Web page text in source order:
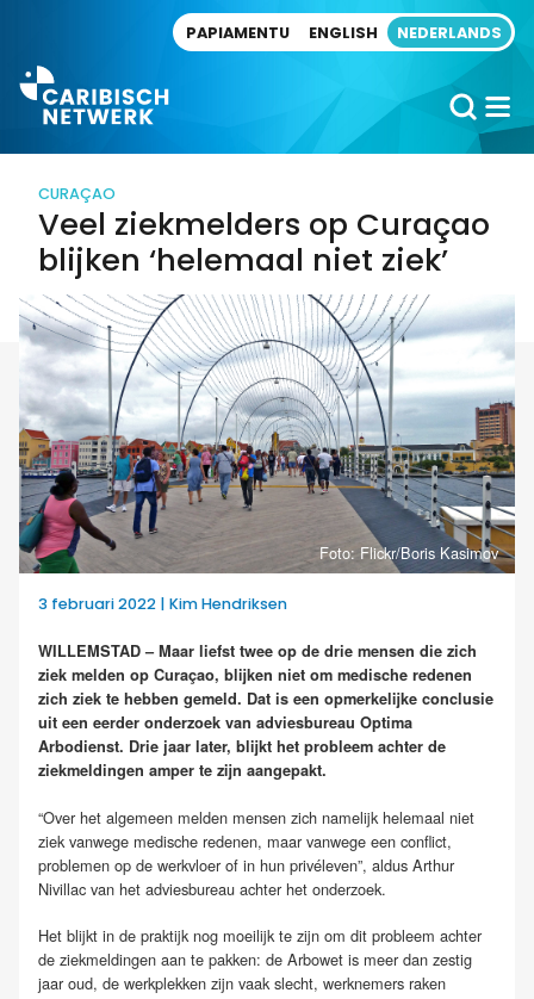
PAPIAMENTU ENGLISH NEDERLANDS
CURAÇAO
Veel ziekmelders op Curaçao
blijken ‘helemaal niet ziek’
Foto: Flickr/Boris Kasimov
3 februari 2022 | Kim Hendriksen
WILLEMSTAD – Maar liefst twee op de drie mensen die zich
ziek melden op Curaçao, blijken niet om medische redenen
zich ziek te hebben gemeld. Dat is een opmerkelijke conclusie
uit een eerder onderzoek van adviesbureau Optima
Arbodienst. Drie jaar later, blijkt het probleem achter de
ziekmeldingen amper te zijn aangepakt.
“Over het algemeen melden mensen zich namelijk helemaal niet
ziek vanwege medische redenen, maar vanwege een conflict,
problemen op de werkvloer of in hun privéleven”, aldus Arthur
Nivillac van het adviesbureau achter het onderzoek.
Het blijkt in de praktijk nog moeilijk te zijn om dit probleem achter
de ziekmeldingen aan te pakken: de Arbowet is meer dan zestig
jaar oud, de werkplekken zijn vaak slecht, werknemers raken